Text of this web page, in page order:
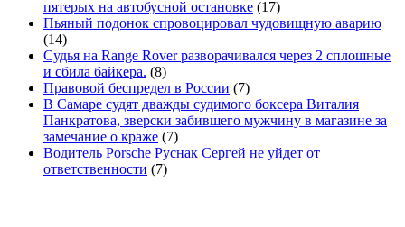
пятерых на автобусной остановке (17)
Пьяный подонок спровоцировал чудовищную аварию
(14)
Судья на Range Rover разворачивался через 2 сплошные
и сбила байкера. (8)
Правовой беспредел в России (7)
В Самаре судят дважды судимого боксера Виталия
Панкратова, зверски забившего мужчину в магазине за
замечание о краже (7)
Водитель Porsche Руснак Сергей не уйдет от
ответственности (7)